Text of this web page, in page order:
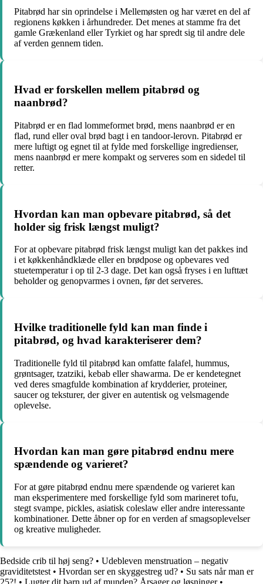
Pitabrød har sin oprindelse i Mellemøsten og har været en del af
regionens køkken i århundreder. Det menes at stamme fra det
gamle Grækenland eller Tyrkiet og har spredt sig til andre dele
af verden gennem tiden.
Hvad er forskellen mellem pitabrød og
naanbrød?
Pitabrød er en flad lommeformet brød, mens naanbrød er en
flad, rund eller oval brød bagt i en tandoor-lerovn. Pitabrød er
mere luftigt og egnet til at fylde med forskellige ingredienser,
mens naanbrød er mere kompakt og serveres som en sidedel til
retter.
Hvordan kan man opbevare pitabrød, så det
holder sig frisk længst muligt?
For at opbevare pitabrød frisk længst muligt kan det pakkes ind
i et køkkenhåndklæde eller en brødpose og opbevares ved
stuetemperatur i op til 2-3 dage. Det kan også fryses i en lufttæt
beholder og genopvarmes i ovnen, før det serveres.
Hvilke traditionelle fyld kan man finde i
pitabrød, og hvad karakteriserer dem?
Traditionelle fyld til pitabrød kan omfatte falafel, hummus,
grøntsager, tzatziki, kebab eller shawarma. De er kendetegnet
ved deres smagfulde kombination af krydderier, proteiner,
saucer og teksturer, der giver en autentisk og velsmagende
oplevelse.
Hvordan kan man gøre pitabrød endnu mere
spændende og varieret?
For at gøre pitabrød endnu mere spændende og varieret kan
man eksperimentere med forskellige fyld som marineret tofu,
stegt svampe, pickles, asiatisk coleslaw eller andre interessante
kombinationer. Dette åbner op for en verden af smagsoplevelser
og kreative muligheder.
Bedside crib til høj seng? • Udebleven menstruation – negativ
graviditetstest • Hvordan ser en skyggestreg ud? • Su sats når man er